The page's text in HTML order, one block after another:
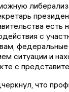
есть
с
федеральные
ситуации и
с
что